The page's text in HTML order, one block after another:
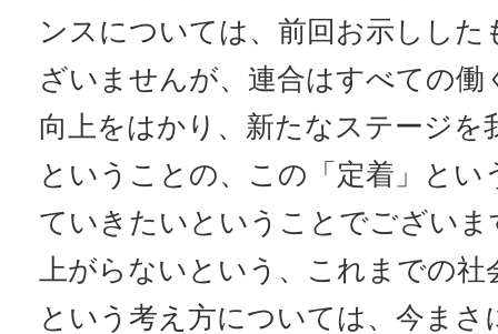
ンスについては、前回お示しした
ざいませんが、連合はすべての働
向上をはかり、新たなステージを
ということの、この「定着」と
ていきたいということでございま
上がらないという、これまでの
という考え方については、今ま